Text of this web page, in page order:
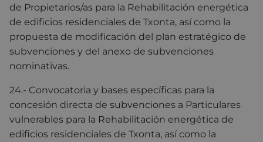
de Propietarios/as para la Rehabilitación energética
de edificios residenciales de Txonta, así como la
propuesta de modificación del plan estratégico de
subvenciones y del anexo de subvenciones
nominativas.
24.- Convocatoria y bases específicas para la
concesión directa de subvenciones a Particulares
vulnerables para la Rehabilitación energética de
edificios residenciales de Txonta, así como la